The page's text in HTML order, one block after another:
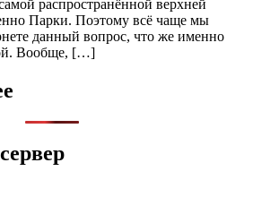
распространённой верхней
Парки. Поэтому всё чаще мы
данный вопрос, что же именно
Вообще, […]